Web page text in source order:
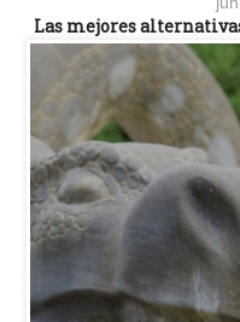
Las mejores